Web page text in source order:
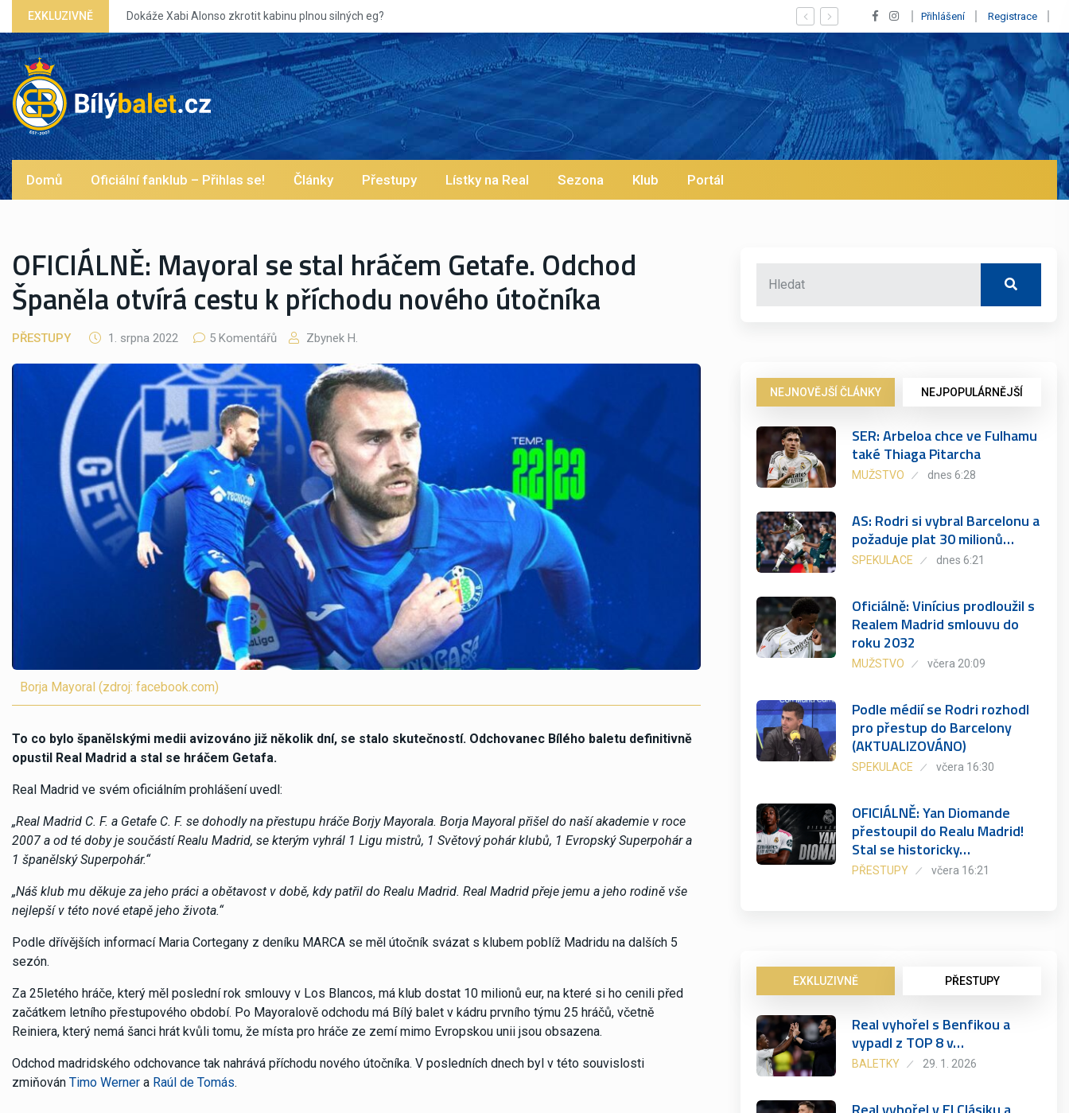
EXKLUZIVNĚ
zkrotit kabinu plnou silných eg? Vypískaný Vinícius! Blíží se jeho odchod z Realu a pustí se klub na trh už v lednu? |
Přihlášení Registrace
Domů Oficiální fanklub – Přihlas se! Články Přestupy Lístky na Real Sezona Klub Portál
OFICIÁLNĚ: Mayoral se stal hráčem Getafe. Odchod
Španěla otvírá cestu k příchodu nového útočníka
PŘESTUPY 1. srpna 2022 5 Komentářů Zbynek H.
Borja Mayoral (zdroj: facebook.com)
To co bylo španělskými medii avizováno již několik dní, se stalo skutečností. Odchovanec Bílého baletu definitivně
opustil Real Madrid a stal se hráčem Getafa.
Real Madrid ve svém oficiálním prohlášení uvedl:
„Real Madrid C. F. a Getafe C. F. se dohodly na přestupu hráče Borjy Mayorala. Borja Mayoral přišel do naší akademie v roce
2007 a od té doby je součástí Realu Madrid, se kterým vyhrál 1 Ligu mistrů, 1 Světový pohár klubů, 1 Evropský Superpohár a
1 španělský Superpohár.“
„Náš klub mu děkuje za jeho práci a obětavost v době, kdy patřil do Realu Madrid. Real Madrid přeje jemu a jeho rodině vše
nejlepší v této nové etapě jeho života.“
Podle dřívějších informací Maria Cortegany z deníku MARCA se měl útočník svázat s klubem poblíž Madridu na dalších 5
sezón.
Za 25letého hráče, který měl poslední rok smlouvy v Los Blancos, má klub dostat 10 milionů eur, na které si ho cenili před
začátkem letního přestupového období. Po Mayoralově odchodu má Bílý balet v kádru prvního týmu 25 hráčů, včetně
Reiniera, který nemá šanci hrát kvůli tomu, že místa pro hráče ze zemí mimo Evropskou unii jsou obsazena.
Odchod madridského odchovance tak nahrává příchodu nového útočníka. V posledních dnech byl v této souvislosti
zmiňován Timo Werner a Raúl de Tomás.
NEJNOVĚJŠÍ ČLÁNKY NEJPOPULÁRNĚJŠÍ
SER: Arbeloa chce ve Fulhamu
také Thiaga Pitarcha
MUŽSTVO dnes 6:28
AS: Rodri si vybral Barcelonu a
požaduje plat 30 milionů…
SPEKULACE dnes 6:21
Oficiálně: Vinícius prodloužil s
Realem Madrid smlouvu do
roku 2032
MUŽSTVO včera 20:09
Podle médií se Rodri rozhodl
pro přestup do Barcelony
(AKTUALIZOVÁNO)
SPEKULACE včera 16:30
OFICIÁLNĚ: Yan Diomande
přestoupil do Realu Madrid!
Stal se historicky…
PŘESTUPY včera 16:21
EXKLUZIVNĚ PŘESTUPY
Real vyhořel s Benfikou a
vypadl z TOP 8 v…
BALETKY 29. 1. 2026